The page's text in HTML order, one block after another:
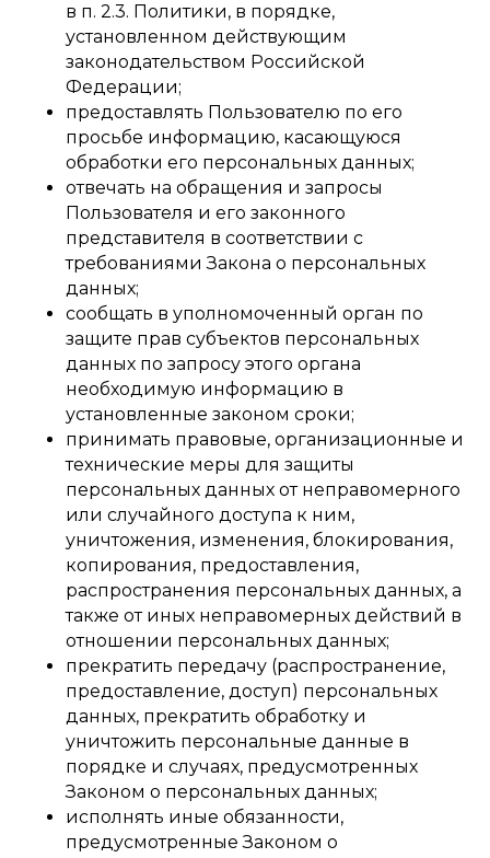
в п. 2.3. Политики, в порядке,
установленном действующим
законодательством Российской
Федерации;
предоставлять Пользователю по его
просьбе информацию, касающуюся
обработки его персональных данных;
отвечать на обращения и запросы
Пользователя и его законного
представителя в соответствии с
требованиями Закона о персональных
данных;
сообщать в уполномоченный орган по
защите прав субъектов персональных
данных по запросу этого органа
необходимую информацию в
установленные законом сроки;
принимать правовые, организационные и
технические меры для защиты
персональных данных от неправомерного
или случайного доступа к ним,
уничтожения, изменения, блокирования,
копирования, предоставления,
распространения персональных данных, а
также от иных неправомерных действий в
отношении персональных данных;
прекратить передачу (распространение,
предоставление, доступ) персональных
данных, прекратить обработку и
уничтожить персональные данные в
порядке и случаях, предусмотренных
Законом о персональных данных;
исполнять иные обязанности,
предусмотренные Законом о